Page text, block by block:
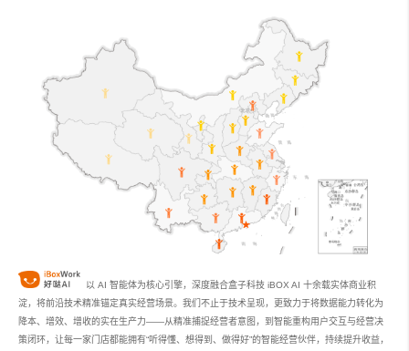
以 AI 智能体为核心引擎，深度融合盒子科技 iBOX AI 十余载实体商业积
淀，将前沿技术精准锚定真实经营场景。我们不止于技术呈现，更致力于将数据能力转化为
降本、增效、增收的实在生产力——从精准捕捉经营者意图，到智能重构用户交互与经营决
策闭环，让每一家门店都能拥有“听得懂、想得到、做得好”的智能经营伙伴，持续提升收益，